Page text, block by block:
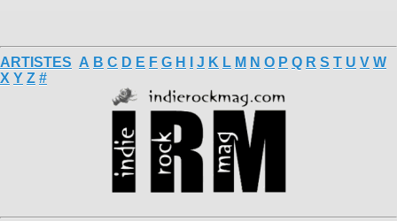
ARTISTES A B C D E F G H J K L M N O P Q R S T U V W
X Y Z #